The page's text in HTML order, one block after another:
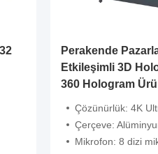
Perakende
Etkileşimli 3D
360 Hologram
Çözünürlük: 4K
Çerçeve:
Mikrofon: 8 dizi